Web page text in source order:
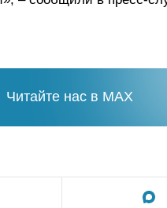
Читайте нас в MAX